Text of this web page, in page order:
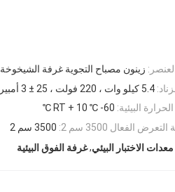
زينون مصباح التجوية غرفة الشيخوخة
5.4 كيلو وات ، 220 فولت ، 25 ± 3 أمبير.
البيئية: RT + 10 ℃ -60 ℃
الفعال 3500 سم 2:
3500 سم 2
معدات الاختبار البيئي,غرفة الفوق البيئية